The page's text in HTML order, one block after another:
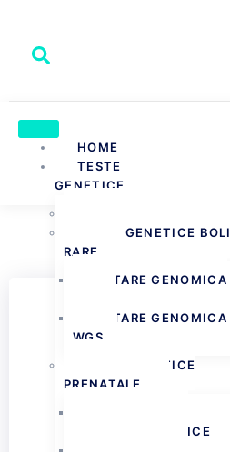
HOME
TESTE
GENETICE
TESTE GENETICE BOLI
RARE
TESTARE GENOMICA
TESTARE GENOMICA
WGS
TESTE GENETICE
PRENATALE
PRENATAL ADVANCE